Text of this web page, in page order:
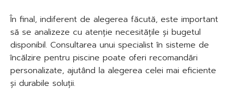
În final, indiferent de alegerea făcută, este important
să se analizeze cu atenție necesitățile și bugetul
disponibil. Consultarea unui specialist în sisteme de
încălzire pentru piscine poate oferi recomandări
personalizate, ajutând la alegerea celei mai eficiente
și durabile soluții.